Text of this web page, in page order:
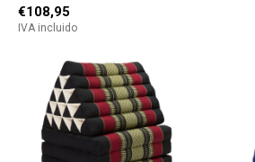
€108,95
IVA incluido